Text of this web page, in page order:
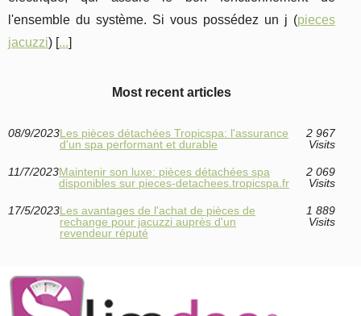
l'ensemble du système. Si vous possédez un j (pieces
jacuzzi) [...]
Most recent articles
08/9/2023Les pièces détachées Tropicspa: l'assurance
d'un spa performant et durable
2 967
Visits
11/7/2023Maintenir son luxe: pièces détachées spa
disponibles sur pieces-detachees.tropicspa.fr
2 069
Visits
17/5/2023Les avantages de l'achat de pièces de
rechange pour jacuzzi auprès d'un
revendeur réputé
1 889
Visits